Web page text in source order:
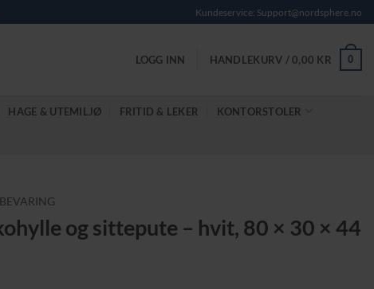
Kundeservice: Support@nordsphere.no
LOGG INN HANDLEKURV /0,00 KR 0
HAGE & UTEMILJØ FRITID & LEKER KONTORSTOLER
og sittepute – hvit, 80 × 30 × 44